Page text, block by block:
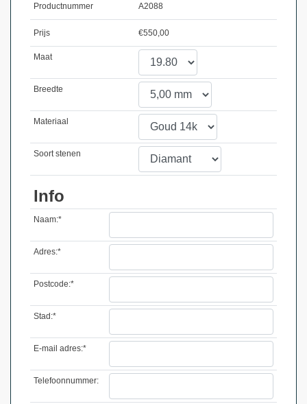
Productnummer A2088
Prijs €550,00
Maat
Breedte
Materiaal
Soort stenen
Info
Naam:*
Adres:*
Postcode:*
Stad:*
E-mail adres:*
Telefoonnummer: